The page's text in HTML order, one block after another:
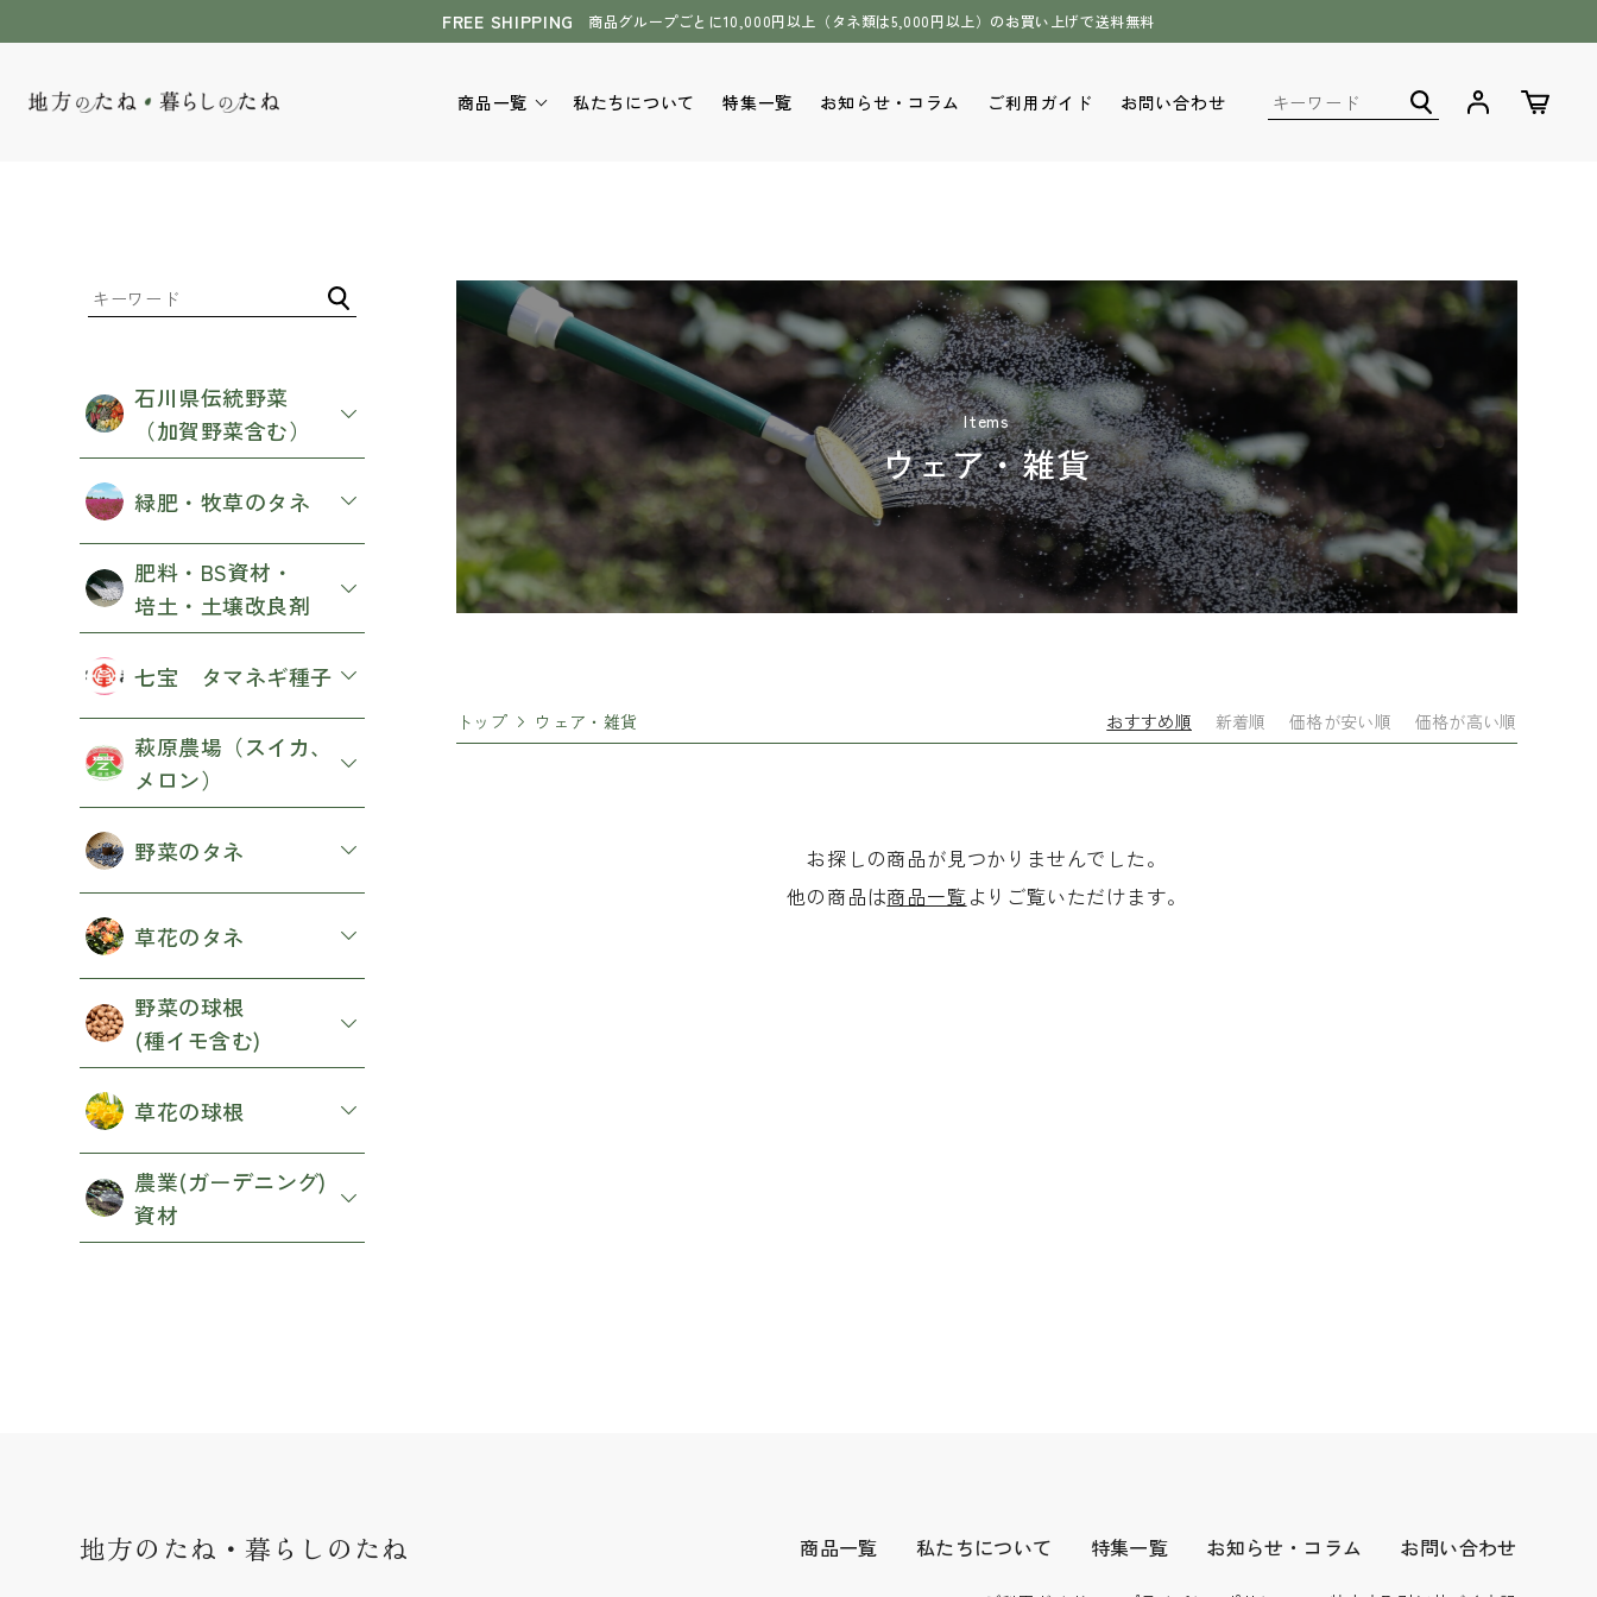
イ
FREE SHIPPING 商品グループごとに10,000円以上（タネ類は5,000円以上）のお買い上げで送料無料
商品一覧
菜含む）
壌改良剤
萩原農場（スイカ、メロ
野菜のタネ 草花のタネ 野菜の球根 (種イモ含む)
草花の球根
農業（ガーデニング）資
私たちについて 特集一覧 お知らせ・コラム ご利用ガイド お問い合わせ
Items
ウェア・雑貨
トップ ウェア・雑貨 おすすめ順 新着順 価格が安い順 価格が高い順
お探しの商品が見つかりませんでした。
他の商品は商品一覧よりご覧いただけます。
石川県伝統野菜
（加賀野菜含む）
緑肥・牧草のタネ
肥料・BS資材・
培土・土壌改良剤
七宝 タマネギ種子
萩原農場（スイカ、
メロン）
野菜のタネ
草花のタネ
野菜の球根
(種イモ含む)
草花の球根
農業(ガーデニング)
資材
地方のたね・暮らしのたね 商品一覧 私たちについて 特集一覧 お知らせ・コラム お問い合わせ